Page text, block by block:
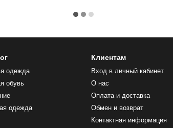
одежда
обувь
одежда
Клиентам
Вход в личный кабинет
О нас
Оплата и доставка
Обмен и возврат
Контактная информация